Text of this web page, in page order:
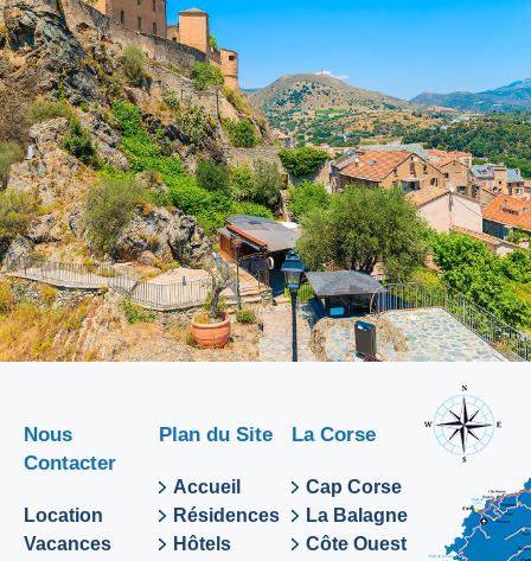
Nous
Contacter
Location
Vacances
Plan du Site
Accueil
Résidences
Hôtels
La Corse
Cap Corse
La Balagne
Côte Ouest